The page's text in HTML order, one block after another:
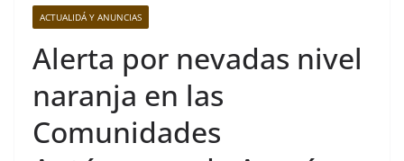
ACTUALIDÁ Y ANUNCIAS
Alerta por nevadas nivel
naranja en las
Comunidades